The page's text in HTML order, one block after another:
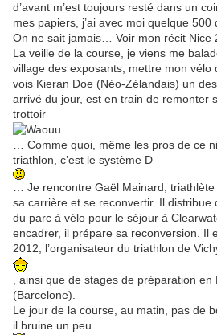
d’avant m’est toujours resté dans un
mes papiers, j’ai avec moi quelque 500
On ne sait jamais… Voir mon récit Nice
La veille de la course, je viens me
village des exposants, mettre mon vélo
vois Kieran Doe (Néo-Zélandais) un
arrivé du jour, est en train de remonter
trottoir
… Comme quoi, même les pros de ce
triathlon, c’est le système D
… Je rencontre Gaël Mainard,
sa carrière et se reconvertir. Il distribue
du parc à vélo pour le séjour à
encadrer, il prépare sa reconversion. Il
2012, l’organisateur du triathlon de
, ainsi que de stages de préparation
(Barcelone).
Le jour de la course, au matin, pas de
il bruine un peu